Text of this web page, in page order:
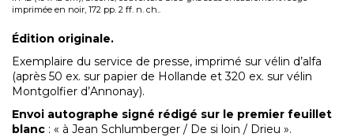
imprimée en noir, 172 pp. 2 ff. n. ch..
Édition originale.
Exemplaire du service de presse, imprimé sur vélin d’alfa
(après 50 ex. sur papier de Hollande et 320 ex. sur vélin
Montgolfier d’Annonay).
Envoi autographe signé rédigé sur le premier feuillet
blanc : « à Jean Schlumberger / De si loin / Drieu ».